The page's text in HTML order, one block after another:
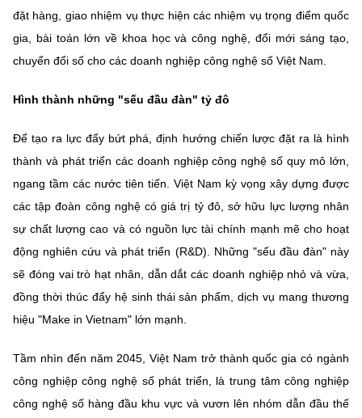
đặt hàng, giao nhiệm vụ thực hiện các nhiệm vụ trọng điểm quốc
gia, bài toán lớn về khoa học và công nghệ, đổi mới sáng tạo,
chuyển đổi số cho các doanh nghiệp công nghệ số Việt Nam.
Hình thành những "sếu đầu đàn" tỷ đô
Để tạo ra lực đẩy bứt phá, định hướng chiến lược đặt ra là hình
thành và phát triển các doanh nghiệp công nghệ số quy mô lớn,
ngang tầm các nước tiên tiến. Việt Nam kỳ vọng xây dựng được
các tập đoàn công nghệ có giá trị tỷ đô, sở hữu lực lượng nhân
sự chất lượng cao và có nguồn lực tài chính mạnh mẽ cho hoạt
động nghiên cứu và phát triển (R&D). Những "sếu đầu đàn" này
sẽ đóng vai trò hạt nhân, dẫn dắt các doanh nghiệp nhỏ và vừa,
đồng thời thúc đẩy hệ sinh thái sản phẩm, dịch vụ mang thương
hiệu "Make in Vietnam" lớn mạnh.
Tầm nhìn đến năm 2045, Việt Nam trở thành quốc gia có ngành
công nghiệp công nghệ số phát triển, là trung tâm công nghiệp
công nghệ số hàng đầu khu vực và vươn lên nhóm dẫn đầu thế